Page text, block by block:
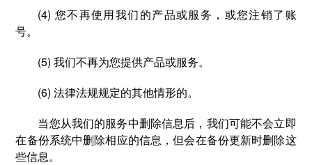
(4) 您不再使用我们的产品或服务，或您注销了账
号。
(5) 我们不再为您提供产品或服务。
(6) 法律法规规定的其他情形的。
当您从我们的服务中删除信息后，我们可能不会立即
在备份系统中删除相应的信息，但会在备份更新时删除这
些信息。